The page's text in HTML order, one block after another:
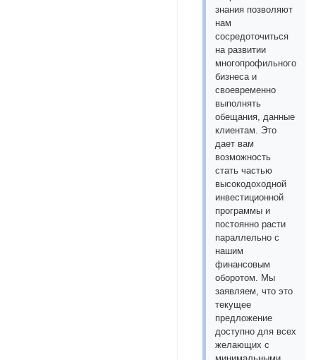
знания позволяют
нам
сосредоточиться
на развитии
многопрофильного
бизнеса и
своевременно
выполнять
обещания, данные
клиентам. Это
дает вам
возможность
стать частью
высокодоходной
инвестиционной
программы и
постоянно расти
параллельно с
нашим
финансовым
оборотом. Мы
заявляем, что это
текущее
предложение
доступно для всех
желающих с